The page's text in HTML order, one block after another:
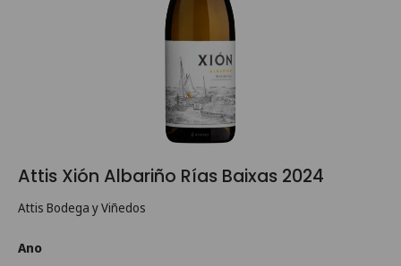
Attis Xión Albariño Rías Baixas 2024
Attis Bodega y Viñedos
Ano